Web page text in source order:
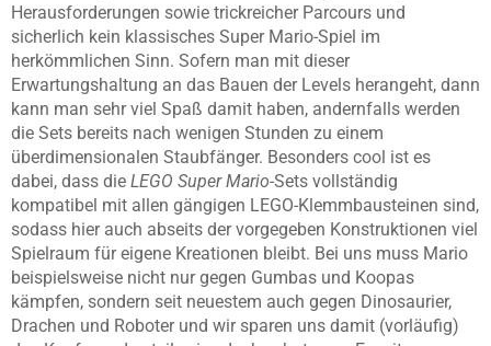
Herausforderungen sowie trickreicher Parcours und
sicherlich kein klassisches Super Mario-Spiel im
herkömmlichen Sinn. Sofern man mit dieser
Erwartungshaltung an das Bauen der Levels herangeht, dann
kann man sehr viel Spaß damit haben, andernfalls werden
die Sets bereits nach wenigen Stunden zu einem
überdimensionalen Staubfänger. Besonders cool ist es
dabei, dass die LEGO Super Mario-Sets vollständig
kompatibel mit allen gängigen LEGO-Klemmbausteinen sind,
sodass hier auch abseits der vorgegeben Konstruktionen viel
Spielraum für eigene Kreationen bleibt. Bei uns muss Mario
beispielsweise nicht nur gegen Gumbas und Koopas
kämpfen, sondern seit neuestem auch gegen Dinosaurier,
Drachen und Roboter und wir sparen uns damit (vorläufig)